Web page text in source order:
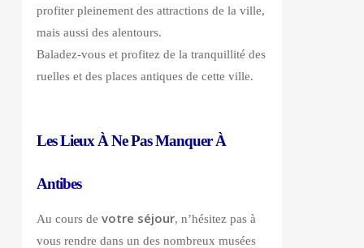
profiter pleinement des attractions de la ville,
mais aussi des alentours.
Baladez-vous et profitez de la tranquillité des
ruelles et des places antiques de cette ville.
Les Lieux À Ne Pas Manquer À
Antibes
Au cours de votre séjour, n’hésitez pas à
vous rendre dans un des nombreux musées